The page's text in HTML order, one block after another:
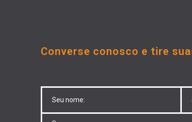
Converse conosco e tire
Untitled